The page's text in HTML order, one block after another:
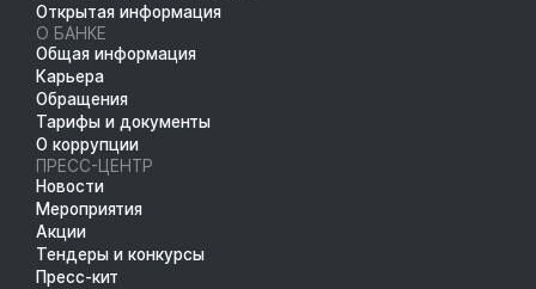
Открытая информация
О БАНКЕ
Общая информация
Карьера
Обращения
Тарифы и документы
О коррупции
ПРЕСС-ЦЕНТР
Новости
Мероприятия
Акции
Тендеры и конкурсы
Пресс-кит